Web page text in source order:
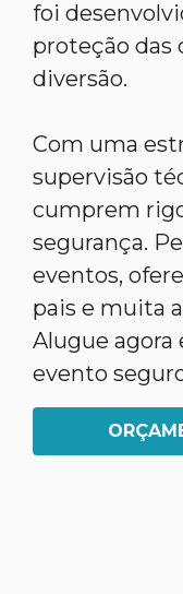
foi
proteção das
diversão.
Com uma
supervisão
cumprem
segurança.
eventos,
pais e muita
Alugue agora
evento